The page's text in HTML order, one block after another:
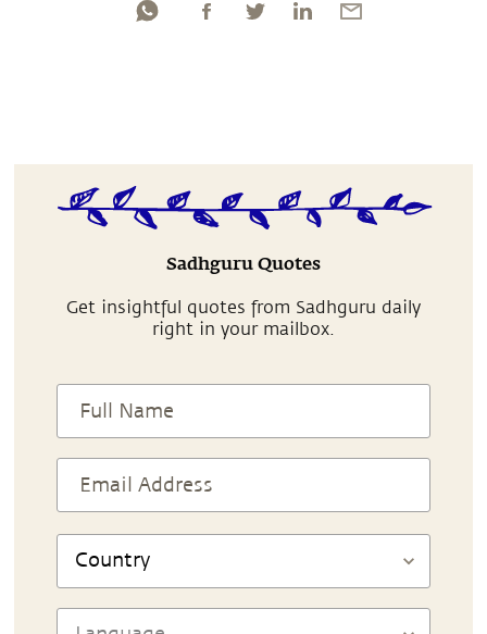
Sadhguru Quotes
Get insightful quotes from Sadhguru daily
right in your mailbox.